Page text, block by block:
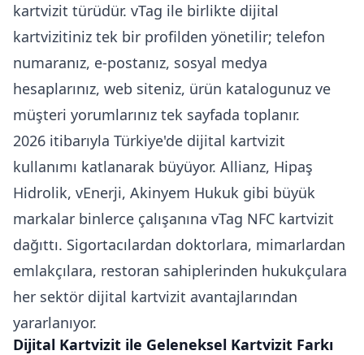
kartvizit türüdür. vTag ile birlikte dijital
kartvizitiniz tek bir profilden yönetilir; telefon
numaranız, e-postanız, sosyal medya
hesaplarınız, web siteniz, ürün katalogunuz ve
müşteri yorumlarınız tek sayfada toplanır.
2026 itibarıyla Türkiye'de dijital kartvizit
kullanımı katlanarak büyüyor. Allianz, Hipaş
Hidrolik, vEnerji, Akinyem Hukuk gibi büyük
markalar binlerce çalışanına vTag NFC kartvizit
dağıttı. Sigortacılardan doktorlara, mimarlardan
emlakçılara, restoran sahiplerinden hukukçulara
her sektör dijital kartvizit avantajlarından
yararlanıyor.
Dijital Kartvizit ile Geleneksel Kartvizit Farkı